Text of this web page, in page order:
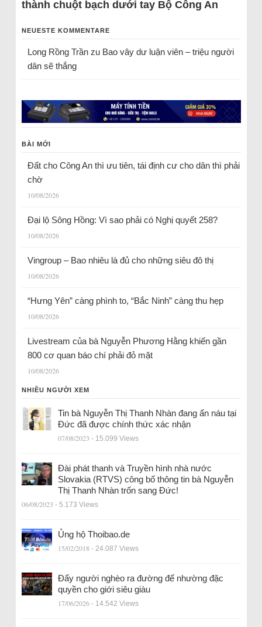
thành chuột bạch dưới tay Bộ Công An
NEUESTE KOMMENTARE
Long Rồng Trầnzu Bao vây dư luận viên – triệu người
dân sẽ thắng
BÀI MỚI
Đất cho Công An thì ưu tiên, tái định cư cho dân thì phải
chờ
10/08/2026
Đại lộ Sông Hồng: Vì sao phải có Nghị quyết 258?
10/08/2026
Vingroup – Bao nhiêu là đủ cho những siêu đô thị
10/08/2026
“Hưng Yên” càng phình to, “Bắc Ninh” càng thu hẹp
10/08/2026
Livestream của bà Nguyễn Phương Hằng khiến gần
800 cơ quan báo chí phải đỏ mặt
10/08/2026
NHIỀU NGƯỜI XEM
Tin bà Nguyễn Thị Thanh Nhàn đang ẩn náu tại
Đức đã được chính thức xác nhận
07/08/2023 - 15.099 Views
Đài phát thanh và Truyền hình nhà nước
Slovakia (RTVS) công bố thông tin bà Nguyễn
Thị Thanh Nhàn trốn sang Đức!
06/08/2023 - 5.173 Views
Ủng hộ Thoibao.de
15/02/2018 - 24.087 Views
Đẩy người nghèo ra đường để nhường đặc
quyền cho giới siêu giàu
17/06/2026 - 14.542 Views